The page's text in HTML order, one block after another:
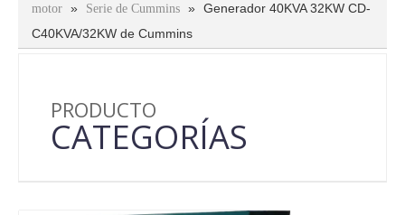
motor » Serie de Cummins » Generador 40KVA 32KW CD-
C40KVA/32KW de Cummins
PRODUCTO
CATEGORÍAS